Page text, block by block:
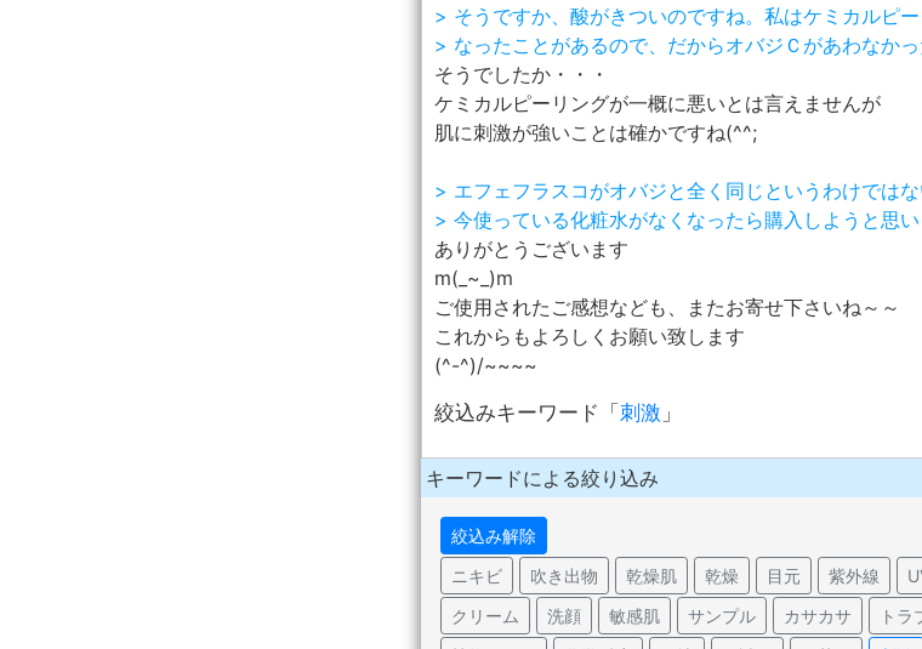
> そうですか、酸がきついのですね。私はケミカルピ
> なったことがあるので、だからオバジＣがあわなかっ
そうでしたか・・・
ケミカルピーリングが一概に悪いとは言えませんが
肌に刺激が強いことは確かですね(^^;
> エフェフラスコがオバジと全く同じというわけではな
> 今使っている化粧水がなくなったら購入しようと思い
ありがとうございます
m(_~_)m
ご使用されたご感想なども、またお寄せ下さいね～～
これからもよろしくお願い致します
(^-^)/~~~~
絞込みキーワード「 刺激 」
キーワードによる絞り込み
絞込み解除
ニキビ
吹き出物 乾燥肌 乾燥 目元 紫外線
クリーム
洗顔 敏感肌 サンプル カサカサ トラ